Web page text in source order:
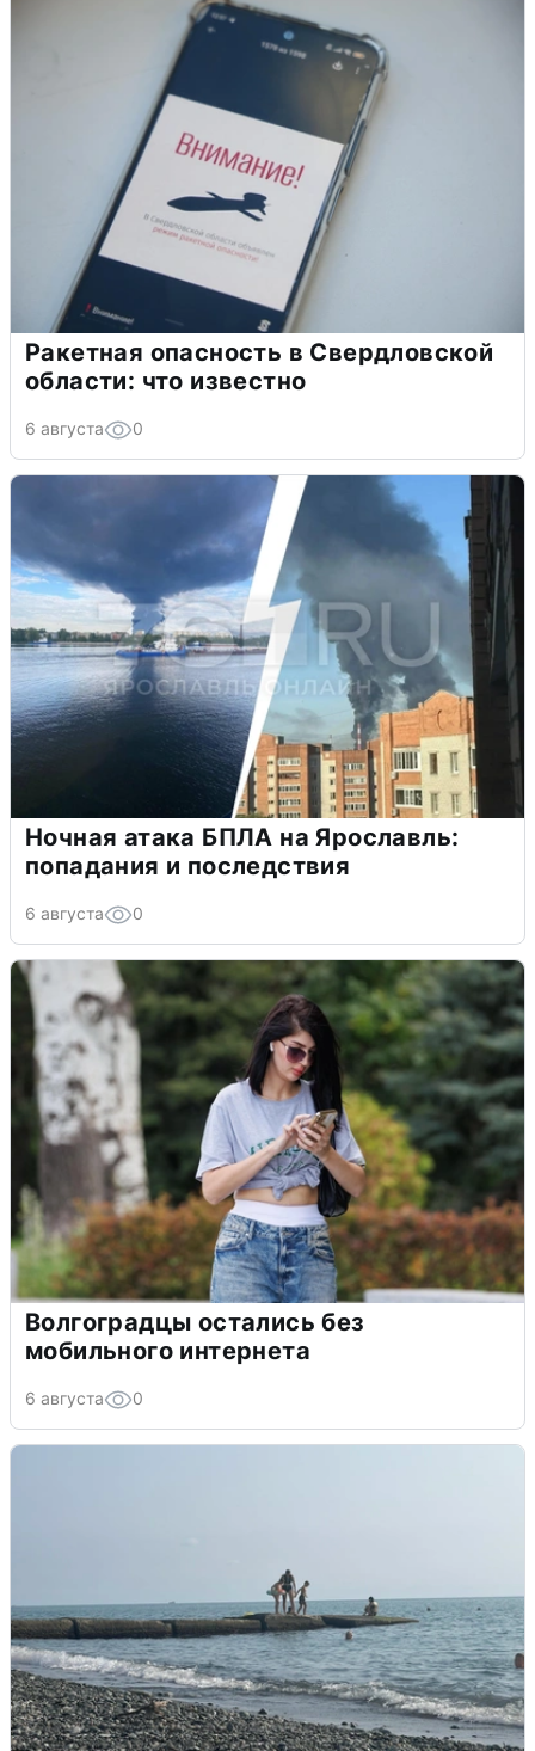
Ракетная опасность в Свердловской
области: что известно
6 августа 0
Ночная атака БПЛА на Ярославль:
попадания и последствия
6 августа 0
Волгоградцы остались без
мобильного интернета
6 августа 0